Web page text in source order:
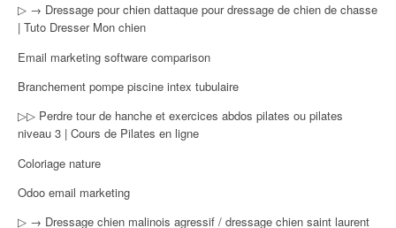
▷ → Dressage pour chien dattaque pour dressage de chien de chasse
| Tuto Dresser Mon chien
Email marketing software comparison
Branchement pompe piscine intex tubulaire
▷▷ Perdre tour de hanche et exercices abdos pilates ou pilates
niveau 3 | Cours de Pilates en ligne
Coloriage nature
Odoo email marketing
▷ → Dressage chien malinois agressif / dressage chien saint laurent